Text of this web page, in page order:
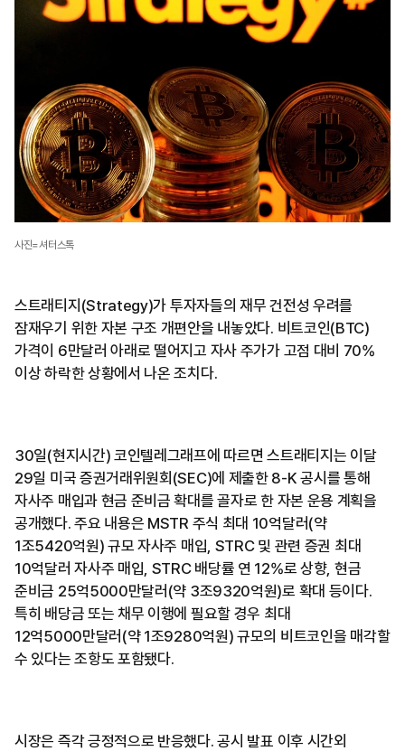
사진=셔터스톡
스트래티지(Strategy)가 투자자들의 재무 건전성 우려를
잠재우기 위한 자본 구조 개편안을 내놓았다. 비트코인(BTC)
가격이 6만달러 아래로 떨어지고 자사 주가가 고점 대비 70%
이상 하락한 상황에서 나온 조치다.
30일(현지시간) 코인텔레그래프에 따르면 스트래티지는 이달
29일 미국 증권거래위원회(SEC)에 제출한 8-K 공시를 통해
자사주 매입과 현금 준비금 확대를 골자로 한 자본 운용 계획을
공개했다. 주요 내용은 MSTR 주식 최대 10억달러(약
1조5420억원) 규모 자사주 매입, STRC 및 관련 증권 최대
10억달러 자사주 매입, STRC 배당률 연 12%로 상향, 현금
준비금 25억5000만달러(약 3조9320억원)로 확대 등이다.
특히 배당금 또는 채무 이행에 필요할 경우 최대
12억5000만달러(약 1조9280억원) 규모의 비트코인을 매각할
수 있다는 조항도 포함됐다.
시장은 즉각 긍정적으로 반응했다. 공시 발표 이후 시간외